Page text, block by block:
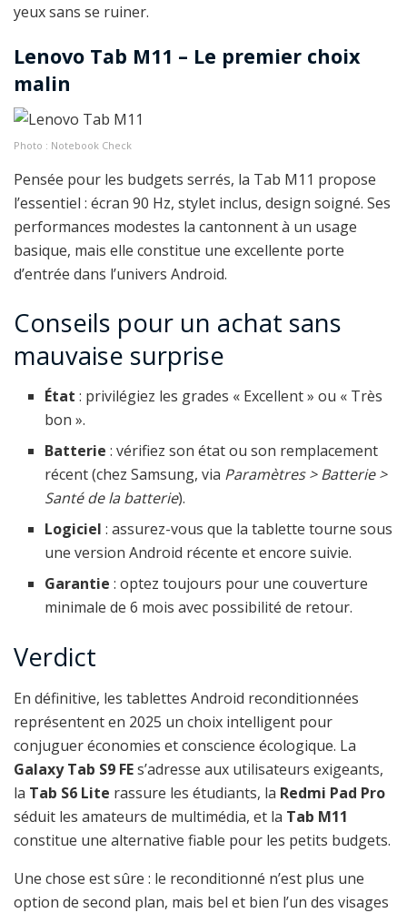
yeux sans se ruiner.
Lenovo Tab M11 – Le premier choix
malin
Photo : Notebook Check
Pensée pour les budgets serrés, la Tab M11 propose
l’essentiel : écran 90 Hz, stylet inclus, design soigné. Ses
performances modestes la cantonnent à un usage
basique, mais elle constitue une excellente porte
d’entrée dans l’univers Android.
Conseils pour un achat sans
mauvaise surprise
État : privilégiez les grades « Excellent » ou « Très
bon ».
Batterie : vérifiez son état ou son remplacement
récent (chez Samsung, via Paramètres > Batterie >
Santé de la batterie).
Logiciel : assurez-vous que la tablette tourne sous
une version Android récente et encore suivie.
Garantie : optez toujours pour une couverture
minimale de 6 mois avec possibilité de retour.
Verdict
En définitive, les tablettes Android reconditionnées
représentent en 2025 un choix intelligent pour
conjuguer économies et conscience écologique. La
Galaxy Tab S9 FEs’adresse aux utilisateurs exigeants,
la Tab S6 Lite rassure les étudiants, la Redmi Pad Pro
séduit les amateurs de multimédia, et la Tab M11
constitue une alternative fiable pour les petits budgets.
Une chose est sûre : le reconditionné n’est plus une
option de second plan, mais bel et bien l’un des visages